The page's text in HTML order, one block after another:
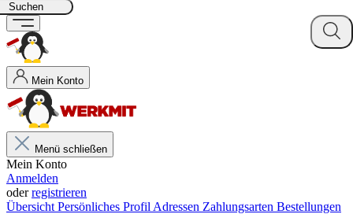
Suchen
Mein Konto
Menü schließen
Mein Konto
Anmelden
oderregistrieren
Übersicht Persönliches Profil Adressen Zahlungsarten Bestellungen